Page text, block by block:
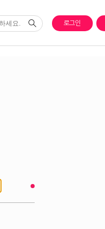
로그인